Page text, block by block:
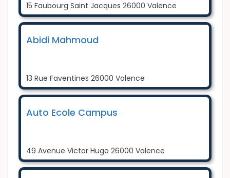
15 Faubourg Saint Jacques 26000 Valence
Abidi Mahmoud
13 Rue Faventines 26000 Valence
Auto Ecole Campus
49 Avenue Victor Hugo 26000 Valence